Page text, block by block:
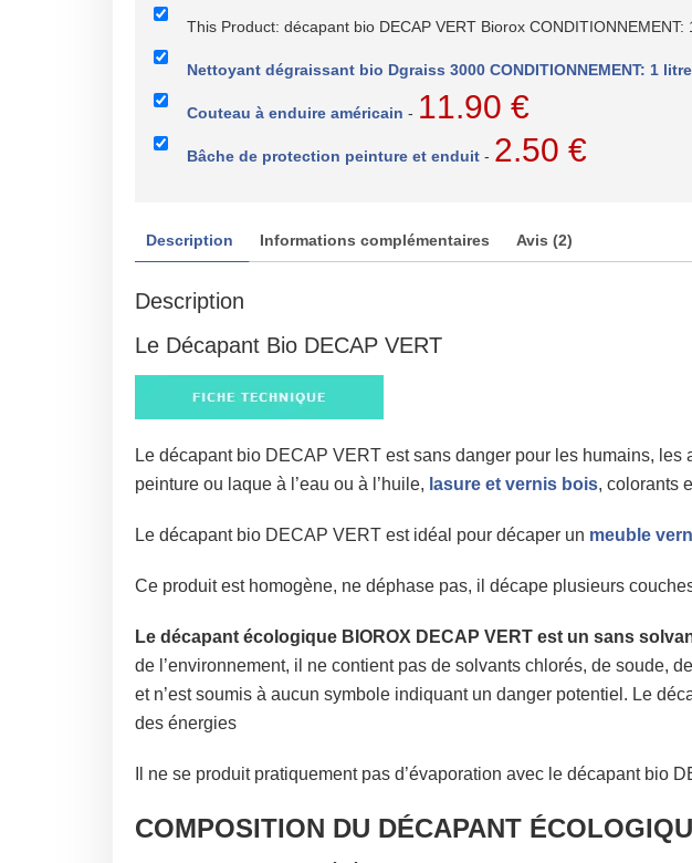
This Product: décapant bio DECAP VERT Biorox CONDITIONNEMENT:
Nettoyant dégraissant bio Dgraiss 3000 CONDITIONNEMENT: 1 litre
Couteau à enduire américain - 11.90 €
Bâche de protection peinture et enduit - 2.50 €
Description Informations complémentaires Avis (2)
Description
Le Décapant Bio DECAP VERT
Le décapant bio DECAP VERT est sans danger pour les humains,
peinture ou laque à l’eau ou à l’huile, lasure et vernis bois, colorants
Le décapant bio DECAP VERT est idéal pour décaper un meuble
Ce produit est homogène, ne déphase pas, il décape plusieurs
Le décapant écologique BIOROX DECAP VERT est un sans
de l’environnement, il ne contient pas de solvants chlorés, de soude,
et n’est soumis à aucun symbole indiquant un danger potentiel. Le
des énergies
Il ne se produit pratiquement pas d’évaporation avec le décapant
COMPOSITION DU DÉCAPANT